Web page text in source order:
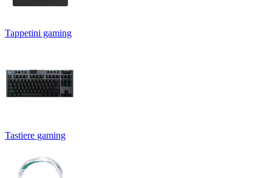
Tappetini gaming
Tastiere gaming